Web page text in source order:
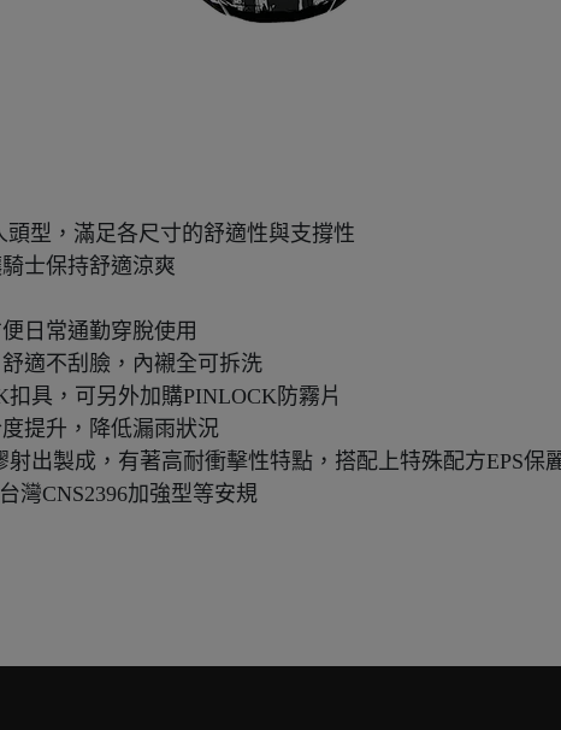
型，滿足各尺寸的舒適性與支撐性
士保持舒適涼爽
日常通勤穿脫使用
適不刮臉，內襯全可拆洗
具，可另外加購PINLOCK防霧片
提升，降低漏雨狀況
射出製成，有著高耐衝擊性特點，搭配上特殊配方EPS
灣CNS2396加強型等安規